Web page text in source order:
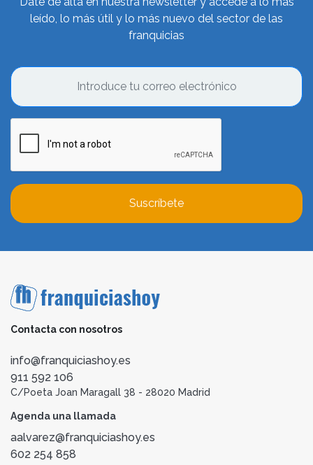
leído, lo más útil y lo más nuevo del sector de las
franquicias
Suscríbete
Contacta con nosotros
info@franquiciashoy.es
911 592 106
C/Poeta Joan Maragall 38 - 28020 Madrid
Agenda una llamada
aalvarez@franquiciashoy.es
602 254 858